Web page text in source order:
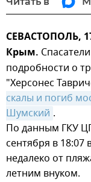
СЕВАСТОПОЛЬ,
Крым.
подробности о
"Херсонес
скалы и погиб
Шумский .
По данным ГКУ
сентября в
недалеко от
летним внуком.